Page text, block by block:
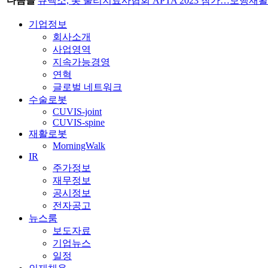
기업정보
회사소개
사업영역
지속가능경영
연혁
글로벌 네트워크
수술로봇
CUVIS-joint
CUVIS-spine
재활로봇
MorningWalk
IR
주가정보
재무정보
공시정보
전자공고
뉴스룸
보도자료
기업뉴스
일정